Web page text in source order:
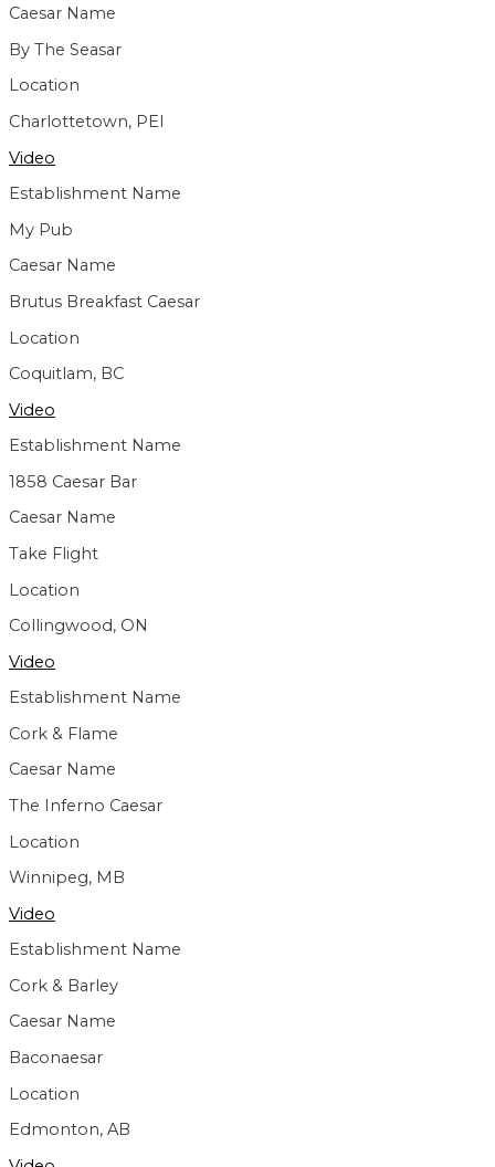
Caesar Name
By The Seasar
Location
Charlottetown, PEI
Video
Establishment Name
My Pub
Caesar Name
Brutus Breakfast Caesar
Location
Coquitlam, BC
Video
Establishment Name
1858 Caesar Bar
Caesar Name
Take Flight
Location
Collingwood, ON
Video
Establishment Name
Cork & Flame
Caesar Name
The Inferno Caesar
Location
Winnipeg, MB
Video
Establishment Name
Cork & Barley
Caesar Name
Baconaesar
Location
Edmonton, AB